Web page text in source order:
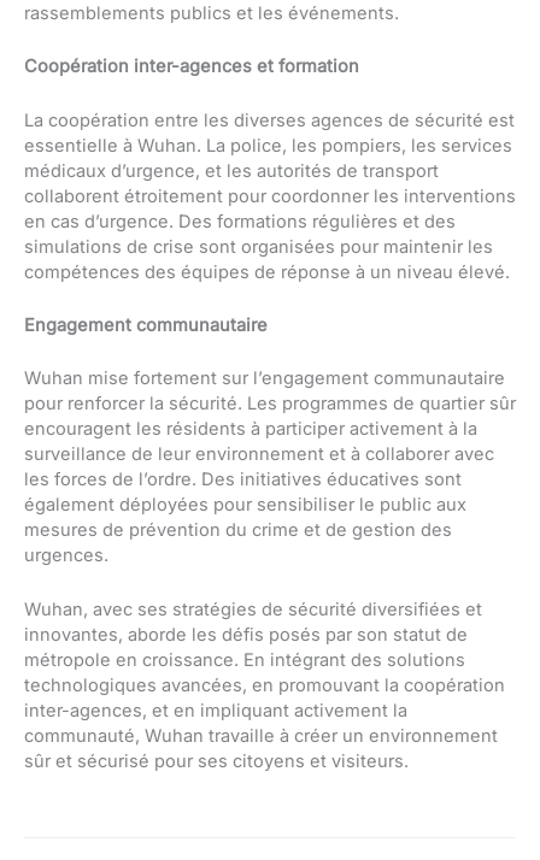
rassemblements publics et les événements.
Coopération inter-agences et formation
La coopération entre les diverses agences de sécurité est
essentielle à Wuhan. La police, les pompiers, les services
médicaux d’urgence, et les autorités de transport
collaborent étroitement pour coordonner les interventions
en cas d’urgence. Des formations régulières et des
simulations de crise sont organisées pour maintenir les
compétences des équipes de réponse à un niveau élevé.
Engagement communautaire
Wuhan mise fortement sur l’engagement communautaire
pour renforcer la sécurité. Les programmes de quartier sûr
encouragent les résidents à participer activement à la
surveillance de leur environnement et à collaborer avec
les forces de l’ordre. Des initiatives éducatives sont
également déployées pour sensibiliser le public aux
mesures de prévention du crime et de gestion des
urgences.
Wuhan, avec ses stratégies de sécurité diversifiées et
innovantes, aborde les défis posés par son statut de
métropole en croissance. En intégrant des solutions
technologiques avancées, en promouvant la coopération
inter-agences, et en impliquant activement la
communauté, Wuhan travaille à créer un environnement
sûr et sécurisé pour ses citoyens et visiteurs.